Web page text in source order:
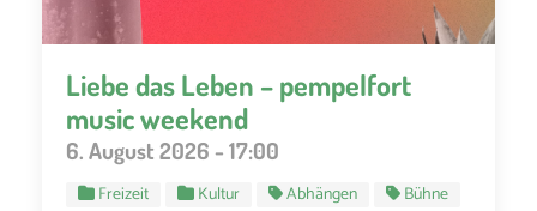
Liebe das Leben – pempelfort
music weekend
6. August 2026 - 17:00
Freizeit Kultur Abhängen
Bühne